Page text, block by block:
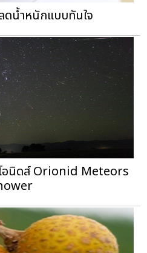
ดน้ำหนักแบบทันใจ
อนิดส์ Orionid Meteors